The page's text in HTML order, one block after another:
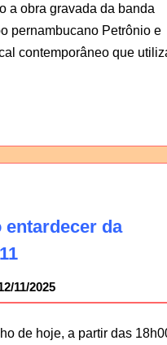
a obra gravada da banda
pernambucano Petrônio e
contemporâneo que
entardecer da
11/2025
de hoje, a partir das